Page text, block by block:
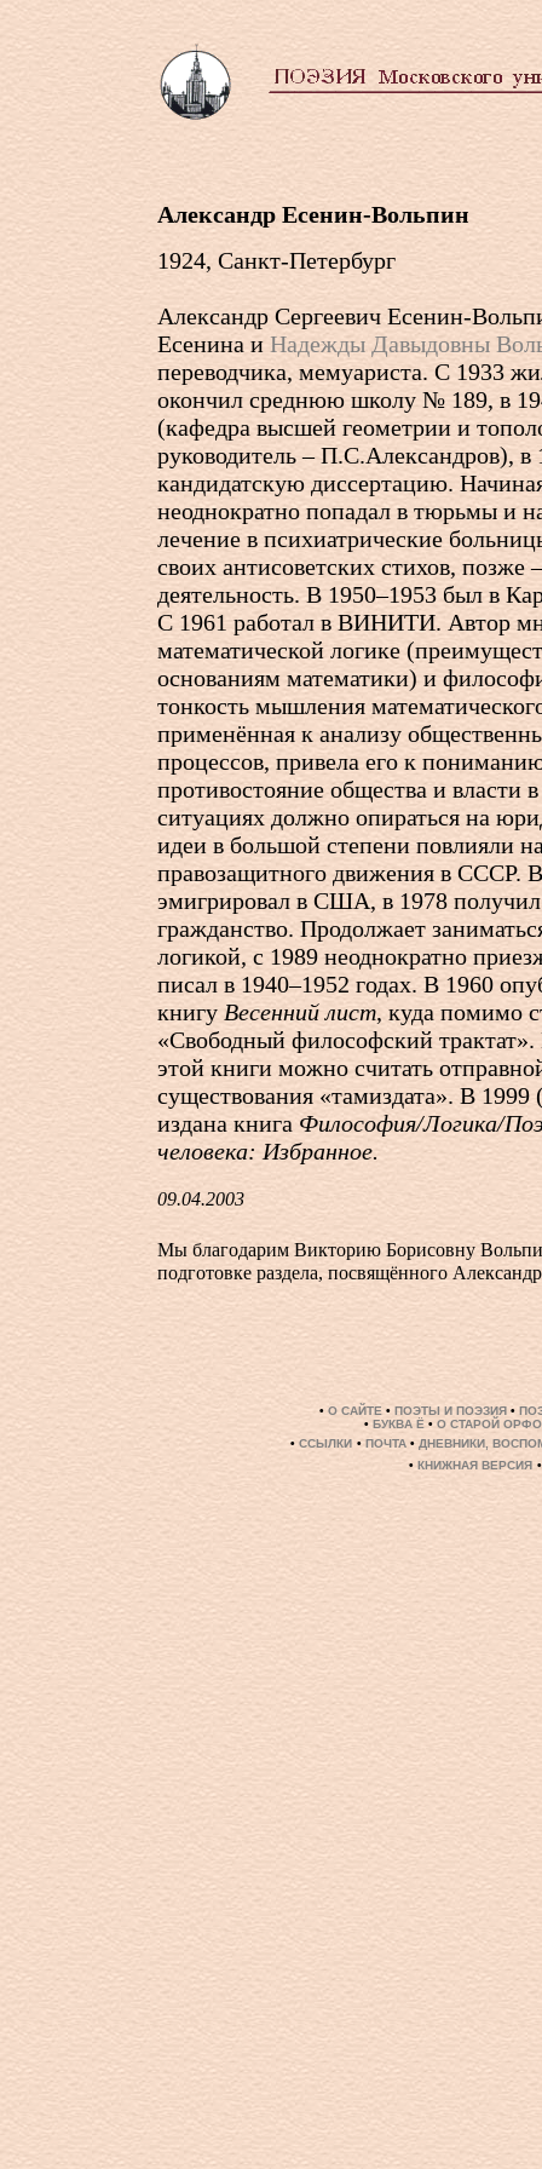
Александр Есенин-Вольпин
1924, Санкт-Петербург
Александр Сергеевич Есенин-
Есенина и Надежды Давыдовны
переводчика, мемуариста. С 1933
окончил среднюю школу № 189, в
(кафедра высшей геометрии и
руководитель – П.С.Александров), в
кандидатскую диссертацию.
неоднократно попадал в тюрьмы и
лечение в психиатрические
своих антисоветских стихов, позже
деятельность. В 1950–1953 был в
С 1961 работал в ВИНИТИ. Автор
математической логике
основаниям математики) и
тонкость мышления
применённая к анализу
процессов, привела его к
противостояние общества и власти
ситуациях должно опираться на
идеи в большой степени повлияли
правозащитного движения в СССР.
эмигрировал в США, в 1978
гражданство. Продолжает
логикой, с 1989 неоднократно
писал в 1940–1952 годах. В 1960
книгу Весенний лист, куда помимо
«Свободный философский
этой книги можно считать
существования «тамиздата». В
издана книга Философия/Логика/
человека: Избранное.
09.04.2003
Мы благодарим Викторию Борисовну
подготовке раздела, посвящённого